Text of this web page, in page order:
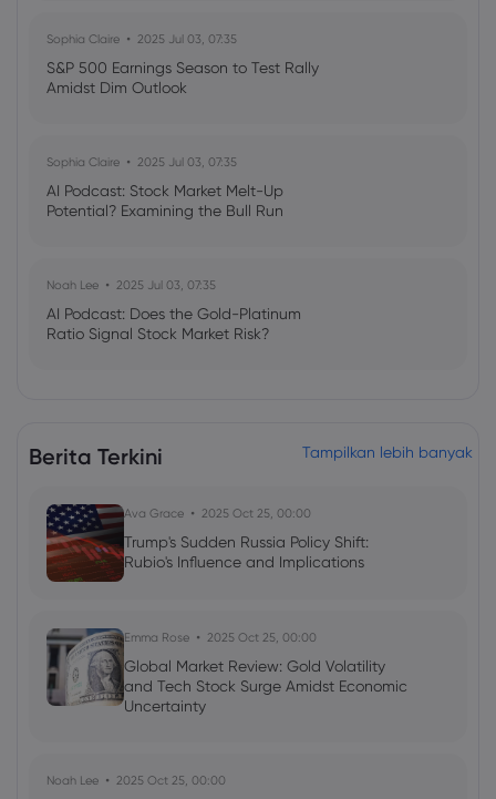
Sophia Claire 2025 Jul 03, 07:35
S&P 500 Earnings Season to Test Rally
Amidst Dim Outlook
Sophia Claire 2025 Jul 03, 07:35
AI Podcast: Stock Market Melt-Up
Potential? Examining the Bull Run
Noah Lee 2025 Jul 03, 07:35
AI Podcast: Does the Gold-Platinum
Ratio Signal Stock Market Risk?
Berita Terkini Tampilkan lebih banyak
Ava Grace 2025 Oct 25, 00:00
Trump's Sudden Russia Policy Shift:
Rubio's Influence and Implications
Emma Rose 2025 Oct 25, 00:00
Global Market Review: Gold Volatility
and Tech Stock Surge Amidst Economic
Uncertainty
Noah Lee 2025 Oct 25, 00:00